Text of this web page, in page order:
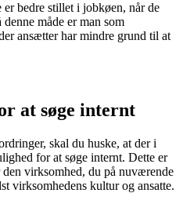
bedre stillet i jobkøen, når de
måde er man som
ansætter har mindre grund til at
at søge internt
skal du huske, at der i
for at søge internt. Dette er
virksomhed, du på nuværende
virksomhedens kultur og ansatte.